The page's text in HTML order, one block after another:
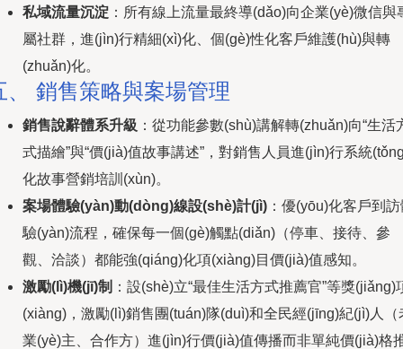
私域流量沉淀 ：所有線上流量最終導(dǎo)向企業(yè)微信與
屬社群，進(jìn)行精細(xì)化、個(gè)性化客戶維護(hù)與轉
(zhuǎn)化。
、 銷售策略與案場管理
銷售說辭體系升級 ：從功能參數(shù)講解轉(zhuǎn)向“生活
式描繪”與“價(jià)值故事講述”，對銷售人員進(jìn)行系統
化故事營銷培訓(xùn)。
案場體驗(yàn)動(dòng)線設(shè)計(jì) ：優(yōu)化客戶到
驗(yàn)流程，確保每一個(gè)觸點(diǎn)（停車、接待、參
觀、洽談）都能強(qiáng)化項(xiàng)目價(jià)值感知。
激勵(lì)機(jī)制 ：設(shè)立“最佳生活方式推薦官”等獎(jiǎng)
(xiàng)，激勵(lì)銷售團(tuán)隊(duì)和全民經(jīng)紀(jì)人（
業(yè)主、合作方）進(jìn)行價(jià)值傳播而非單純價(jià)格